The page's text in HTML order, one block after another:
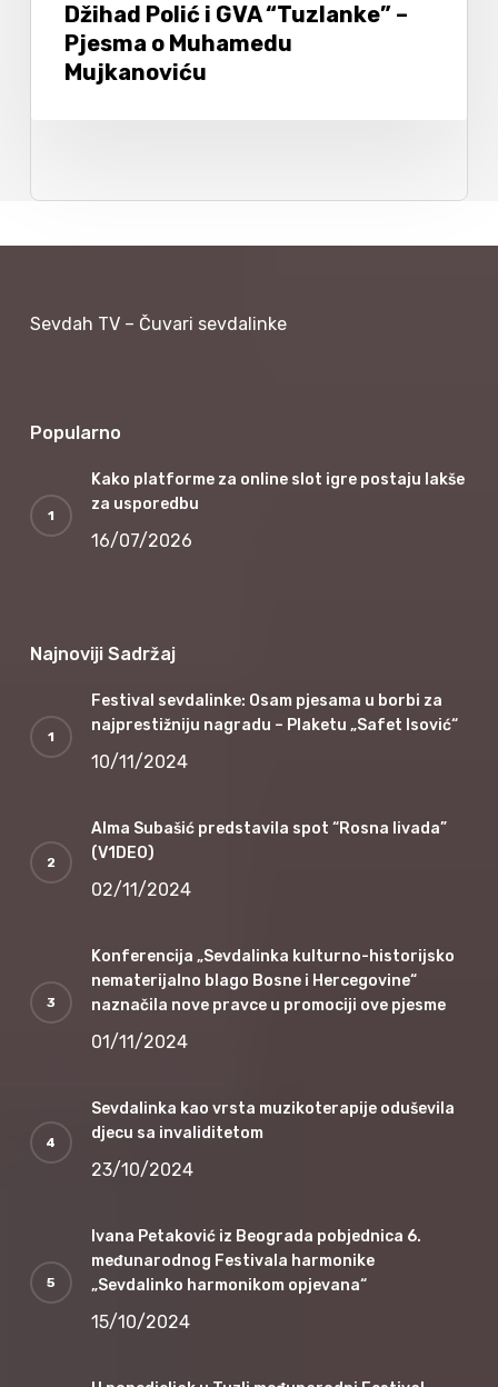
Džihad Polić i GVA “Tuzlanke” –
Pjesma o Muhamedu
Mujkanoviću
Sevdah TV – Čuvari sevdalinke
Popularno
Kako platforme za online slot igre postaju lakše
za usporedbu
16/07/2026
Najnoviji Sadržaj
Festival sevdalinke: Osam pjesama u borbi za
najprestižniju nagradu – Plaketu „Safet Isović“
10/11/2024
Alma Subašić predstavila spot “Rosna livada”
(V1DEO)
02/11/2024
Konferencija „Sevdalinka kulturno-historijsko
nematerijalno blago Bosne i Hercegovine“
naznačila nove pravce u promociji ove pjesme
01/11/2024
Sevdalinka kao vrsta muzikoterapije oduševila
djecu sa invaliditetom
23/10/2024
Ivana Petaković iz Beograda pobjednica 6.
međunarodnog Festivala harmonike
„Sevdalinko harmonikom opjevana“
15/10/2024